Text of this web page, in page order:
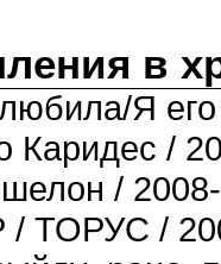
в
Я
Каридес /
/
ТОРУС /